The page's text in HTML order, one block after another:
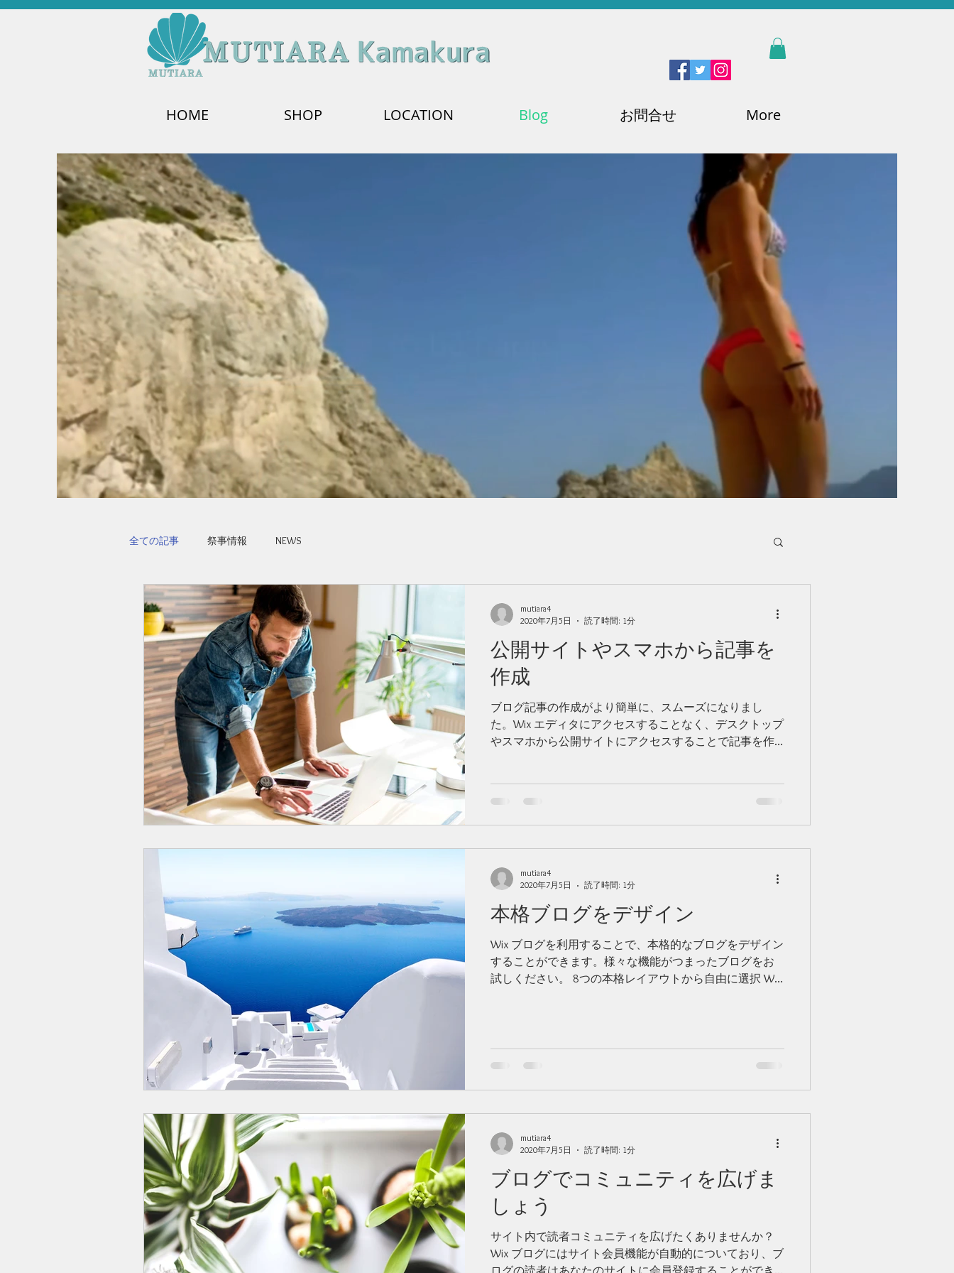
HOME SHOP LOCATION Blog お問合せ More
全ての記事 祭事情報 NEWS
公開サイトやスマホから記事を
作成
ブログ記事の作成がより簡単に、スムーズになりまし
た。Wix エディタにアクセスすることなく、デスクトップ
やスマホから公開サイトにアクセスすることで記事を作
mutiara4
2020年7月5日
読了時間: 1分
本格ブログをデザイン
Wix ブログを利用することで、本格的なブログをデザイン
することができます。様々な機能がつまったブログをお
試しください。 8つの本格レイアウトから自由に選択 Wix
mutiara4
2020年7月5日
読了時間: 1分
ブログでコミュニティを広げま
しょう
サイト内で読者コミュニティを広げたくありませんか？
Wix ブログにはサイト会員機能が自動的についており、ブ
mutiara4
2020年7月5日
読了時間: 1分